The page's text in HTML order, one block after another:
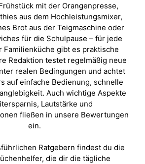
mit der Orangenpresse,
aus dem Hochleistungsmixer,
Brot aus der Teigmaschine oder
für die Schulpause – für jede
Familienküche gibt es praktische
Redaktion testet regelmäßig neue
realen Bedingungen und achtet
auf einfache Bedienung, schnelle
Auch wichtige Aspekte
Lautstärke und
fließen in unsere Bewertungen
ein.
Ratgebern findest du die
die dir die tägliche